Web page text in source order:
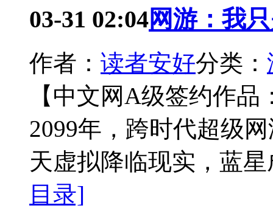
03-31 02:04网游：我
作者： 读者安好分类：
【中文网A级签约作
2099年，跨时代超级
天虚拟降临现实，蓝
目录]